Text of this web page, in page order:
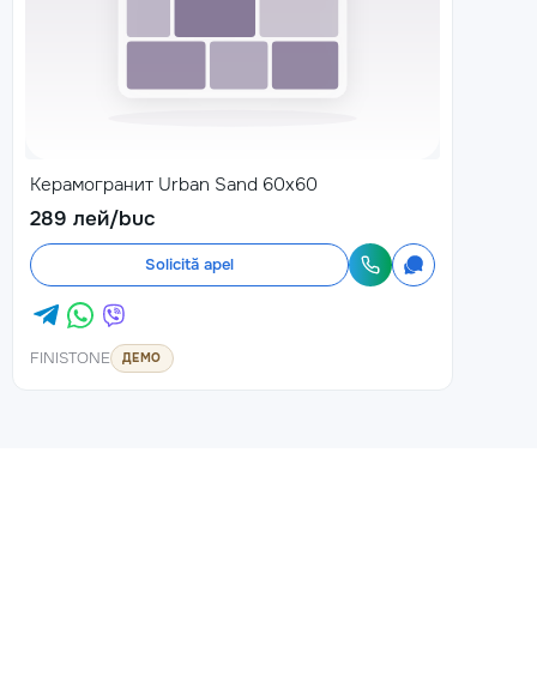
Керамогранит Urban Sand 60x60
289 лей/buc
Solicită apel
FINISTONE ДЕМО